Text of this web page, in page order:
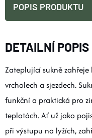
POPIS PRODUKTU
DETAILNÍ
Zateplující sukně
vrcholech a sjezdech.
funkční a praktická pro
teplotách. Ať už jako
při výstupu na lyžích,